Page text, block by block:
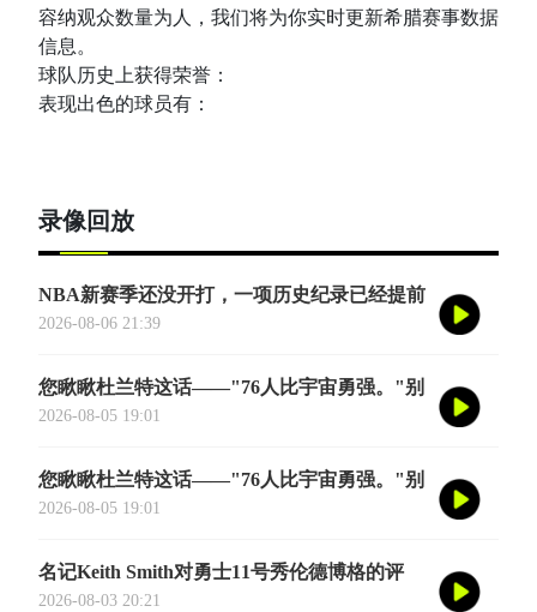
容纳观众数量为人，我们将为你实时更新希腊赛事数据
信息。
球队历史上获得荣誉：
表现出色的球员有：
录像回放
NBA新赛季还没开打，一项历史纪录已经提前
诞生——英国篮球俱乐部伦敦雄狮将首次站上
2026-08-06 21:39
您瞅瞅杜兰特这话——"76人比宇宙勇强。"别
觉得他是谦虚或者脑子进水了，我给您掰开了
2026-08-05 19:01
您瞅瞅杜兰特这话——"76人比宇宙勇强。"别
觉得他是谦虚或者脑子进水了，我给您掰开了
2026-08-05 19:01
名记Keith Smith对勇士11号秀伦德博格的评
价，用词非常精准。他说伦德博格是夏联最耀
2026-08-03 20:21